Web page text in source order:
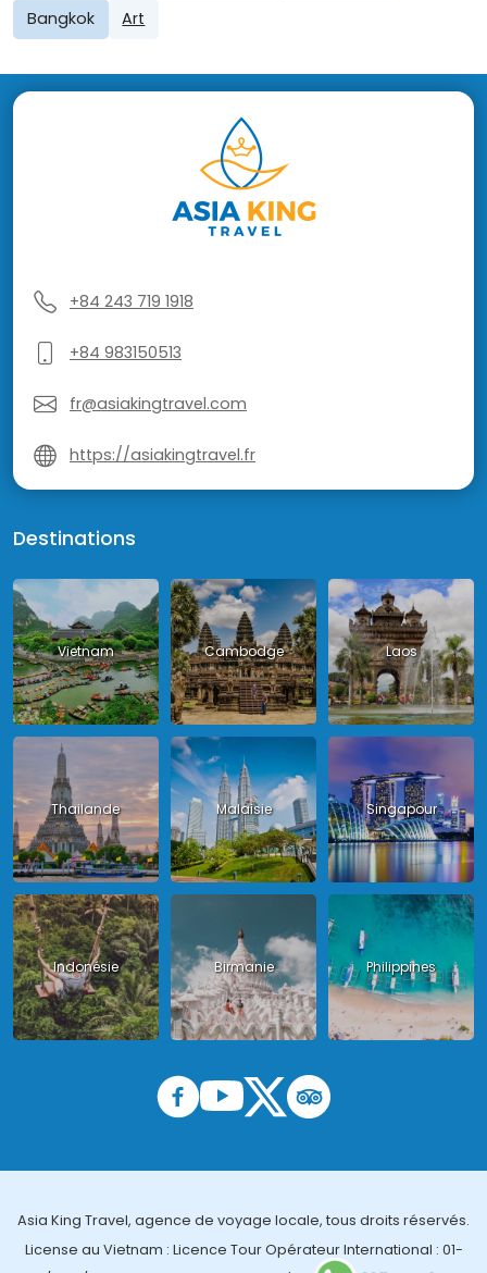
Bangkok
Art
+84 243 719 1918
+84 983150513
fr@asiakingtravel.com
https://asiakingtravel.fr
Destinations
Vietnam Cambodge Laos
Thailande Malaisie Singapour
Indonésie Birmanie Philippines
Asia King Travel, agence de voyage locale, tous droits réservés.
License au Vietnam : Licence Tour Opérateur International : 01-